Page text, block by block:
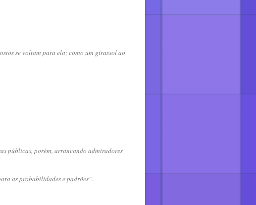
se voltam para ela; como um girassol ao
públicas, porém, arrancando admiradores
as probabilidades e padrões".